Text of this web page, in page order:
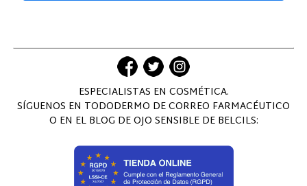
ESPECIALISTAS EN COSMÉTICA.
SÍGUENOS EN TODODERMO DE CORREO FARMACÉUTICO
O EN EL BLOG DE OJO SENSIBLE DE BELCILS: